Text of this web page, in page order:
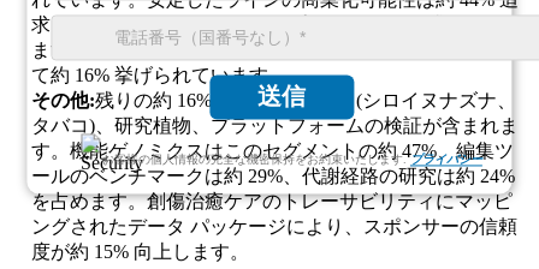
送信
お客様の個人情報の完全な機密保持をお約束いたします.プライバシー
求されます。 IP ランドスケープは約 23% で要求されてい
ます。創傷治癒ケアの清潔さと文書化が再現性の鍵とし
て約 16% 挙げられています。
その他:残りの約 16% には、モデル種 (シロイヌナズナ、
タバコ)、研究植物、プラットフォームの検証が含まれま
す。機能ゲノミクスはこのセグメントの約 47%、編集ツ
ールのベンチマークは約 29%、代謝経路の研究は約 24%
を占めます。創傷治癒ケアのトレーサビリティにマッピ
ングされたデータ パッケージにより、スポンサーの信頼
度が約 15% 向上します。